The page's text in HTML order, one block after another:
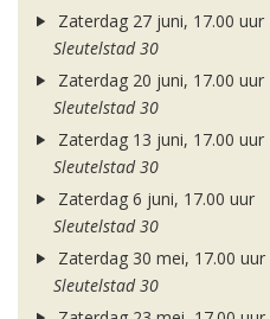
Zaterdag 27 juni, 17.00 uur
Sleutelstad 30
Zaterdag 20 juni, 17.00 uur
Sleutelstad 30
Zaterdag 13 juni, 17.00 uur
Sleutelstad 30
Zaterdag 6 juni, 17.00 uur
Sleutelstad 30
Zaterdag 30 mei, 17.00 uur
Sleutelstad 30